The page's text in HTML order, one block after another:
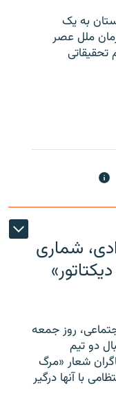
به یک
ملل عصر
شماری
روز جمعه
دو تیم
شعار «مرگ
با آنها درگیر